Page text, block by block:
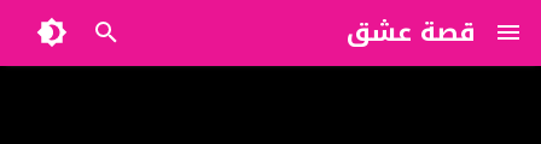
قصة عشق
?>